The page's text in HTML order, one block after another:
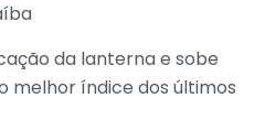
da lanterna e sobe
melhor índice dos últimos